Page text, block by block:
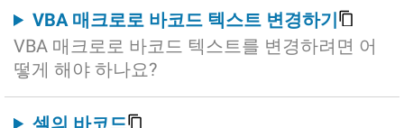
VBA 매크로로 바코드 텍스트 변경하기
VBA 매크로로 바코드 텍스트를 변경하려면 어
떻게 해야 하나요?
셀의 바코드